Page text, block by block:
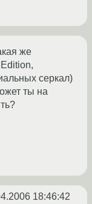
же
серкал)
ты на
18:46:42